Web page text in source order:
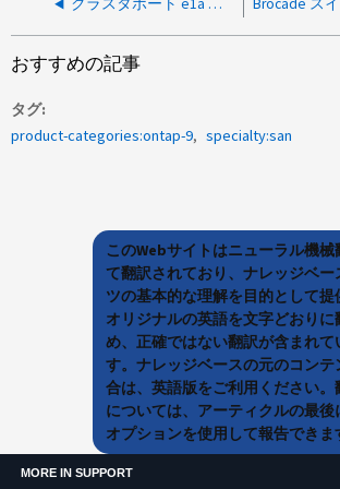
クラスタポート e1a がダウンしています
おすすめの記事
タグ
product-categories:ontap-9
specialty:san
このWebサイトはニューラル機
て翻訳されており、ナレッジベー
ツの基本的な理解を目的として提
オリジナルの英語を文字どおりに
め、正確ではない翻訳が含まれて
す。ナレッジベースの元のコン
合は、英語版をご利用ください。
については、アーティクルの最
オプションを使用して報告できま
MORE IN SUPPORT